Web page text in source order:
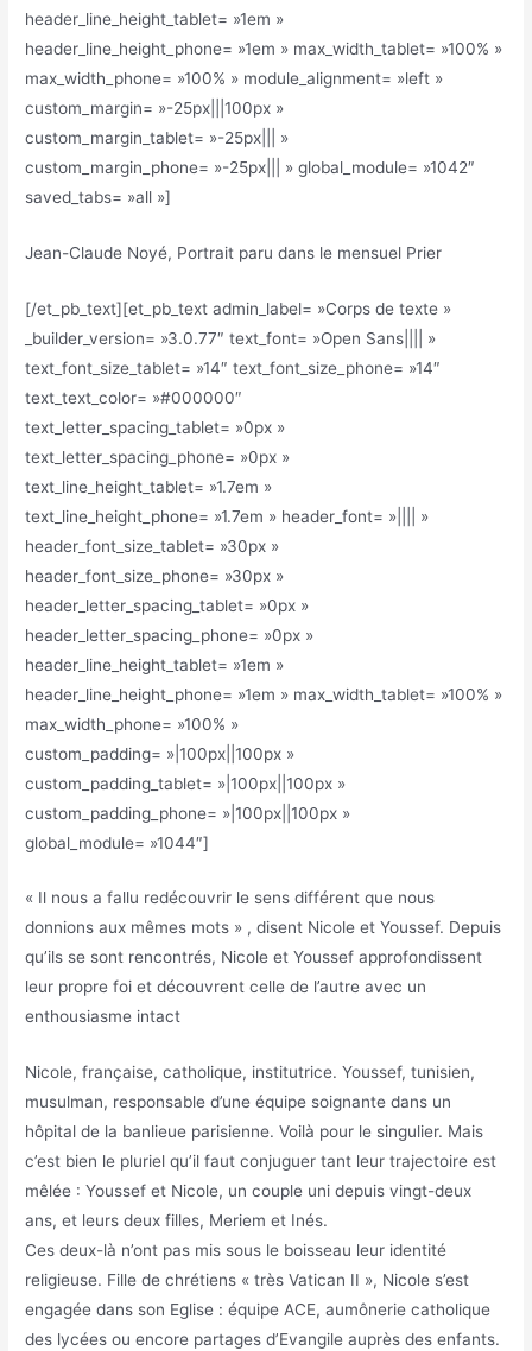
header_line_height_tablet= »1em »
header_line_height_phone= »1em » max_width_tablet= »100% »
max_width_phone= »100% » module_alignment= »left »
custom_margin= »-25px|||100px »
custom_margin_tablet= »-25px||| »
custom_margin_phone= »-25px||| » global_module= »1042″
saved_tabs= »all »]
Jean-Claude Noyé, Portrait paru dans le mensuel Prier
[/et_pb_text][et_pb_text admin_label= »Corps de texte »
_builder_version= »3.0.77″ text_font= »Open Sans|||| »
text_font_size_tablet= »14″ text_font_size_phone= »14″
text_text_color= »#000000″
text_letter_spacing_tablet= »0px »
text_letter_spacing_phone= »0px »
text_line_height_tablet= »1.7em »
text_line_height_phone= »1.7em » header_font= »|||| »
header_font_size_tablet= »30px »
header_font_size_phone= »30px »
header_letter_spacing_tablet= »0px »
header_letter_spacing_phone= »0px »
header_line_height_tablet= »1em »
header_line_height_phone= »1em » max_width_tablet= »100% »
max_width_phone= »100% »
custom_padding= »|100px||100px »
custom_padding_tablet= »|100px||100px »
custom_padding_phone= »|100px||100px »
global_module= »1044″]
« Il nous a fallu redécouvrir le sens différent que nous
donnions aux mêmes mots » , disent Nicole et Youssef. Depuis
qu’ils se sont rencontrés, Nicole et Youssef approfondissent
leur propre foi et découvrent celle de l’autre avec un
enthousiasme intact
Nicole, française, catholique, institutrice. Youssef, tunisien,
musulman, responsable d’une équipe soignante dans un
hôpital de la banlieue parisienne. Voilà pour le singulier. Mais
c’est bien le pluriel qu’il faut conjuguer tant leur trajectoire est
mêlée : Youssef et Nicole, un couple uni depuis vingt-deux
ans, et leurs deux filles, Meriem et Inés.
Ces deux-là n’ont pas mis sous le boisseau leur identité
religieuse. Fille de chrétiens « très Vatican II », Nicole s’est
engagée dans son Eglise : équipe ACE, aumônerie catholique
des lycées ou encore partages d’Evangile auprès des enfants.